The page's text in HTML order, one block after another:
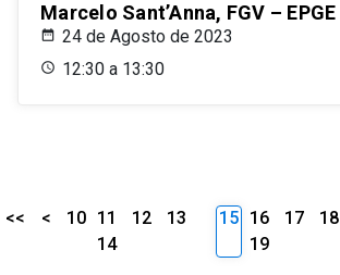
Marcelo Sant’Anna, FGV – EPGE
24 de Agosto de 2023
12:30 a 13:30
<< < 10 11 12
13
14
15 16 17
18
19